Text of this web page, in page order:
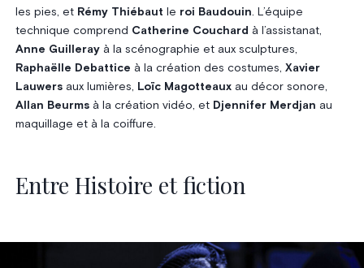
les pies, etRémy Thiébaut le roi Baudouin. L’équipe
technique comprend Catherine Couchard à l’assistanat,
Anne Guillerayà la scénographie et aux sculptures,
Raphaëlle Debattice à la création des costumes, Xavier
Lauwersaux lumières, Loïc Magotteauxau décor sonore,
Allan Beurmsà la création vidéo, et Djennifer Merdjan au
maquillage et à la coiffure.
Entre Histoire et fiction